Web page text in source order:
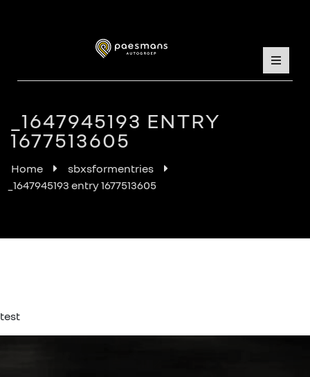
_1647945193 ENTRY
1677513605
Home
sbxsformentries
_1647945193 entry 1677513605
test